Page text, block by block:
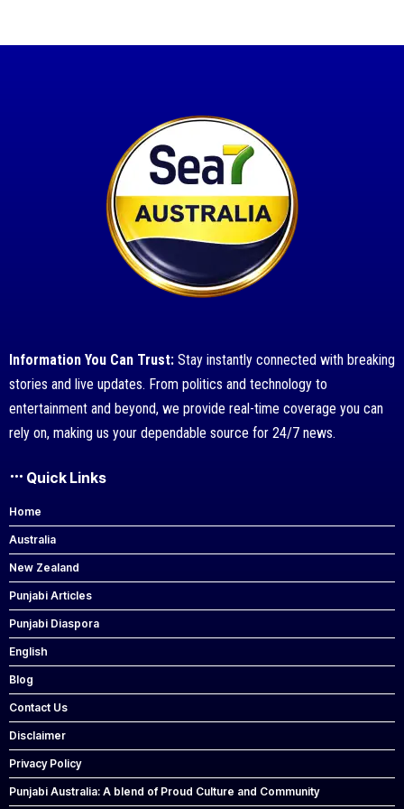
Information You Can Trust: Stay instantly connected with breaking
stories and live updates. From politics and technology to
entertainment and beyond, we provide real-time coverage you can
rely on, making us your dependable source for 24/7 news.
Quick Links
Home
Australia
New Zealand
Punjabi Articles
Punjabi Diaspora
English
Blog
Contact Us
Disclaimer
Privacy Policy
Punjabi Australia: A blend of Proud Culture and Community